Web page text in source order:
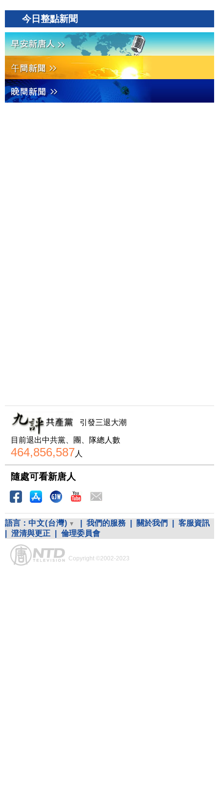
今日整點新聞
引發三退大潮
目前退出中共黨、團、隊總人數
464,856,587人
隨處可看新唐人
語言： 中文(台灣) 我們的服務 關於我們
客服資訊
澄清與更正 倫理委員會
Copyright ©2002-2023